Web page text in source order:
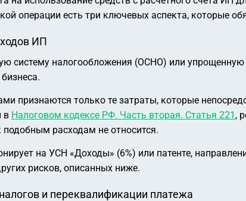
операции есть три ключевых аспекта, которые
ИП
систему налогообложения (ОСНО) или
признаются только те затраты, которые
в Налоговом кодексе РФ. Часть вторая. Статья 221 ,
расходам не относится.
на УСН «Доходы» (6%) или патенте,
рисков, описанных ниже.
и переквалификации платежа